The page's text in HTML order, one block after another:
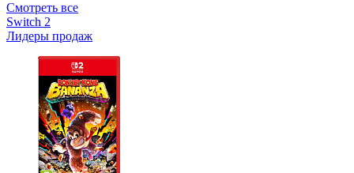
Смотреть все
Switch 2
Лидеры продаж